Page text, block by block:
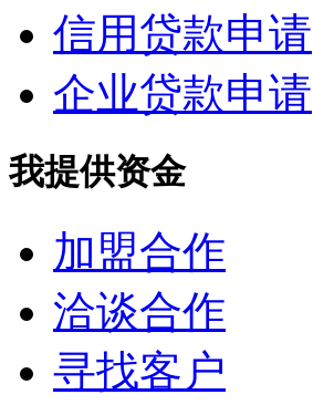
信用贷款申请
企业贷款申请
我提供资金
加盟合作
洽谈合作
寻找客户